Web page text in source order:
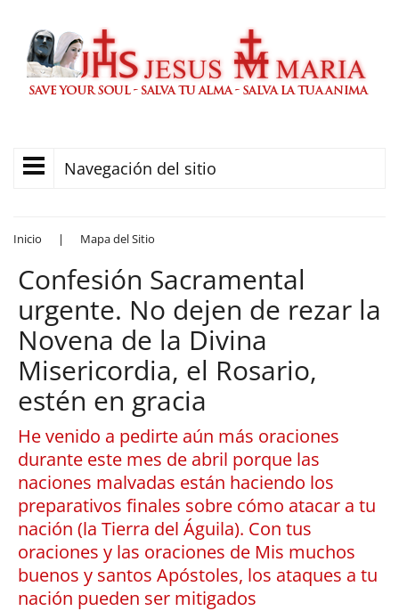
Navegación del sitio
Inicio | Mapa del Sitio
Confesión Sacramental
urgente. No dejen de rezar la
Novena de la Divina
Misericordia, el Rosario,
estén en gracia
He venido a pedirte aún más oraciones
durante este mes de abril porque las
naciones malvadas están haciendo los
preparativos finales sobre cómo atacar a tu
nación (la Tierra del Águila). Con tus
oraciones y las oraciones de Mis muchos
buenos y santos Apóstoles, los ataques a tu
nación pueden ser mitigados